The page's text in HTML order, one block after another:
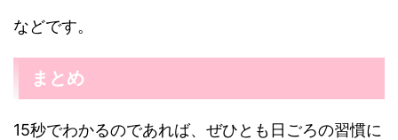
などです。
まとめ
15秒でわかるのであれば、ぜひとも日ごろの習慣に